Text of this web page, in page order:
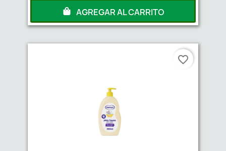
AGREGAR AL CARRITO
favorite_border